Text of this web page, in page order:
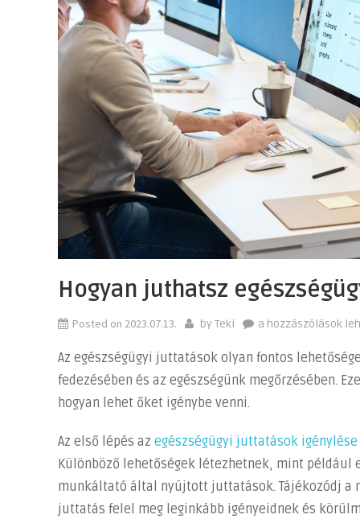
Hogyan juthatsz
Posted on 2023.07.13. byTeki
Hogyan
egészségügyi
juttatáshoz?
a hozzászólások
Az egészségügyi juttatások olyan fontos
fedezésében és az egészségünk megőrzésében.
hogyan lehet őket igénybe venni.
Az első lépés az egészségügyi juttatások igénylése
Különböző lehetőségek létezhetnek, mint például
munkáltató által nyújtott juttatások. Tájékozódj a
juttatás felel meg leginkább igényeidnek és